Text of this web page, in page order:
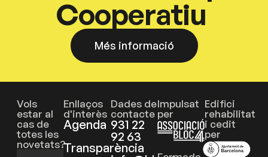
Cooperatiu
Més informació
Vols
estar al
cas de
totes les
novetats?
Enllaços
d'interès
Agenda
Transparència
Dades de
contacte
931 22
92 63
Impulsat
per
Edifici
rehabilitat
i cedit
per